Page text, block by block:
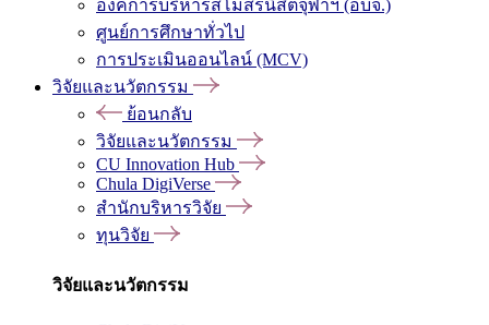
องค์การบริหารสโมสรนิสิตจุฬาฯ (อบจ.)
ศูนย์การศึกษาทั่วไป
การประเมินออนไลน์ (MCV)
วิจัยและนวัตกรรม
ย้อนกลับ
วิจัยและนวัตกรรม
CU Innovation Hub
Chula DigiVerse
สำนักบริหารวิจัย
ทุนวิจัย
วิจัยและนวัตกรรม